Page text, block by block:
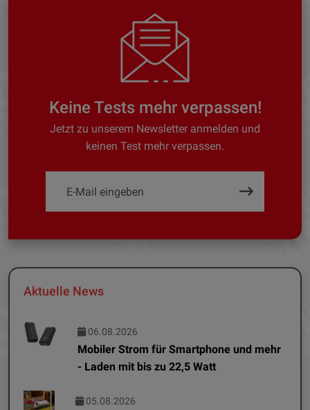
Keine Tests mehr verpassen!
Jetzt zu unserem Newsletter anmelden und
keinen Test mehr verpassen.
Aktuelle News
06.08.2026
Mobiler Strom für Smartphone und mehr
- Laden mit bis zu 22,5 Watt
05.08.2026